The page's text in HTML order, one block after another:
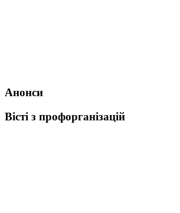
Анонси
Вісті з профорганізацій